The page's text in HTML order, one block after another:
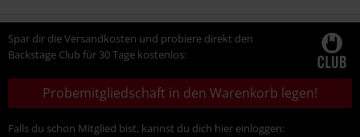
Spar dir die Versandkosten und probiere direkt den
Backstage Club für 30 Tage kostenlos:
Probemitgliedschaft in den Warenkorb legen!
Falls du schon Mitglied bist, kannst du dich hier einloggen: